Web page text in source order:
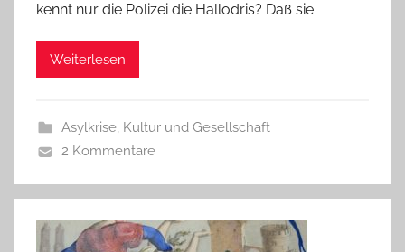
kennt nur die Polizei die Hallodris? Daß sie
Weiterlesen
Asylkrise, Kultur und Gesellschaft
2 Kommentare